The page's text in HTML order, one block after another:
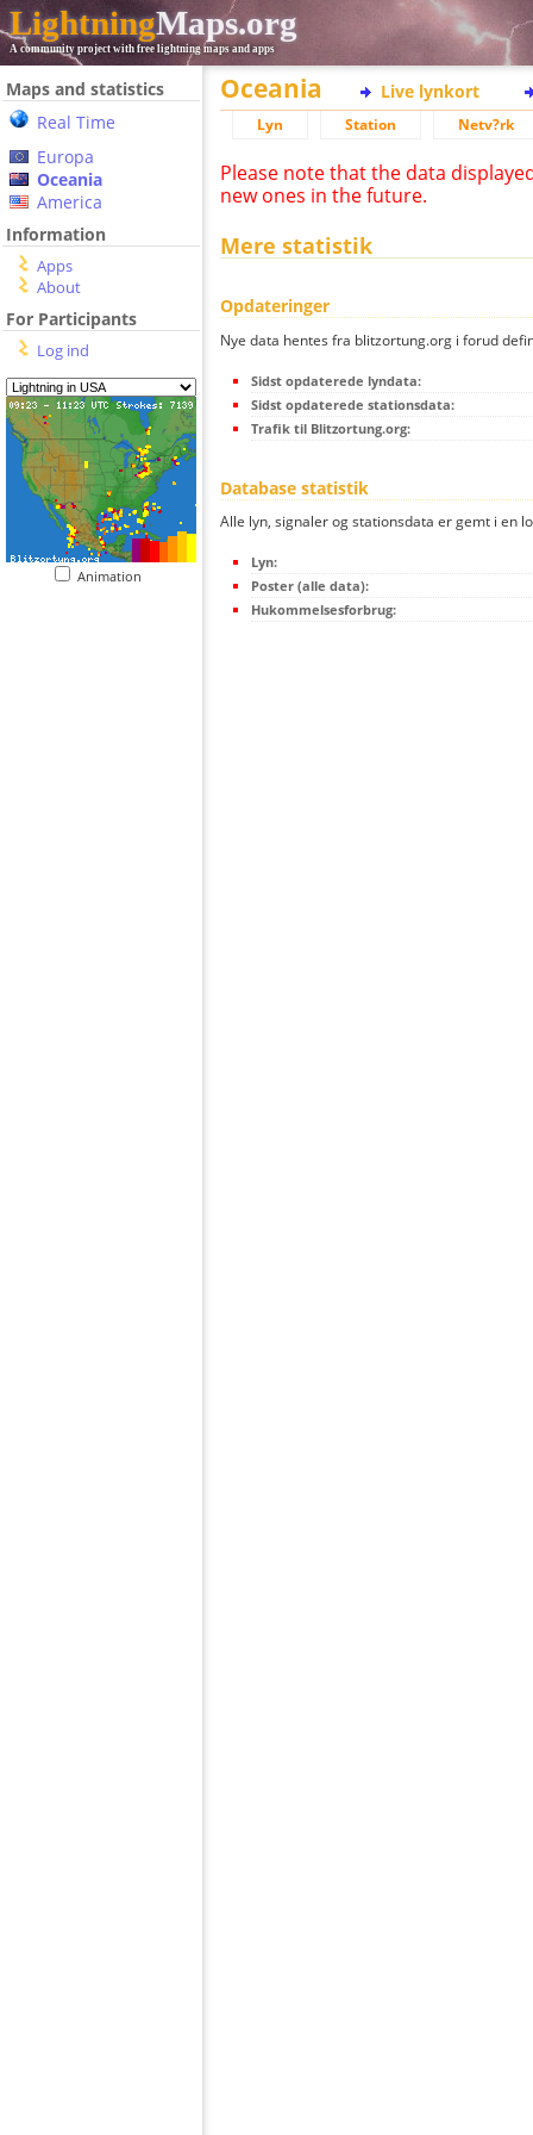
LightningMaps.org
A community project with free lightning maps and apps
Maps and statistics
Real Time
Europa
Oceania
America
Information
Apps
About
For Participants
Log ind
Animation
Oceania Live lynkort
Lyn Station Netv?rk
Please note that the data
new ones in the future.
Mere statistik
Opdateringer
Nye data hentes fra blitzortung.org i forud
Sidst opdaterede lyndata:
Sidst opdaterede stationsdata:
Trafik til Blitzortung.org:
Database statistik
Alle lyn, signaler og stationsdata er gemt i en
Lyn:
Poster (alle data):
Hukommelsesforbrug: